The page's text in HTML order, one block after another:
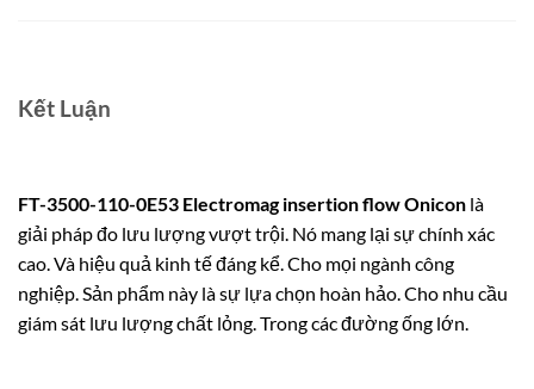
Kết Luận
FT-3500-110-0E53 Electromag insertion flow Onicon là
giải pháp đo lưu lượng vượt trội. Nó mang lại sự chính xác
cao. Và hiệu quả kinh tế đáng kể. Cho mọi ngành công
nghiệp. Sản phẩm này là sự lựa chọn hoàn hảo. Cho nhu cầu
giám sát lưu lượng chất lỏng. Trong các đường ống lớn.